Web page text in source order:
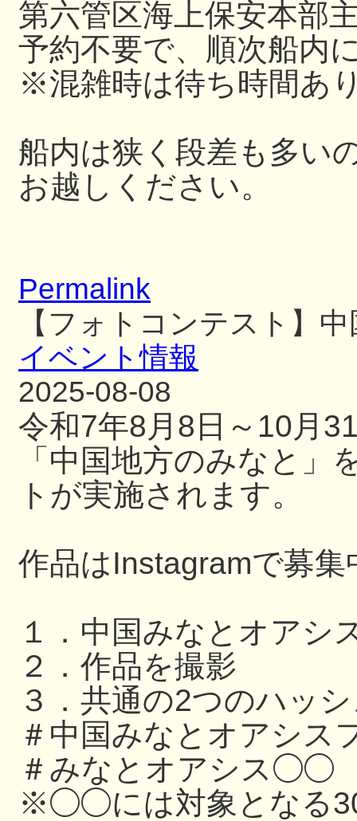
第六管区海上保安本部
予約不要で、順次船内
※混雑時は待ち時間あ
船内は狭く段差も多い
お越しください。
Permalink
【フォトコンテスト】
イベント情報
2025-08-08
令和7年8月8日～10月
「中国地方のみなと
トが実施されます。
作品はInstagramで募集
１．中国みなとオアシ
２．作品を撮影
３．共通の2つのハッ
＃中国みなとオアシス
＃みなとオアシス◯◯
※◯◯には対象となる